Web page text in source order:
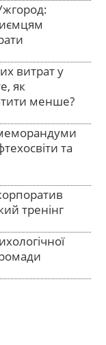
витрат у
як
менше?
та
тренінг